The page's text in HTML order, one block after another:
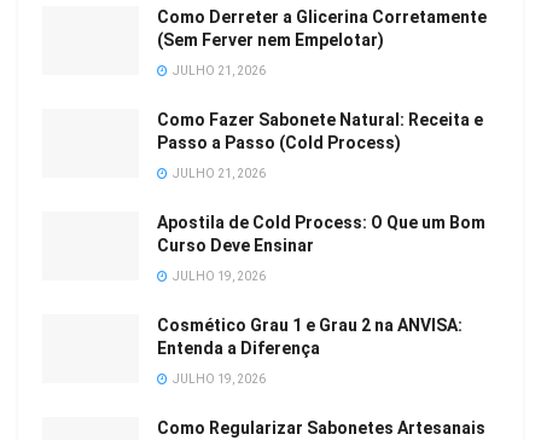
Como Derreter a Glicerina Corretamente
(Sem Ferver nem Empelotar)
JULHO 21, 2026
Como Fazer Sabonete Natural: Receita e
Passo a Passo (Cold Process)
JULHO 21, 2026
Apostila de Cold Process: O Que um Bom
Curso Deve Ensinar
JULHO 19, 2026
Cosmético Grau 1 e Grau 2 na ANVISA:
Entenda a Diferença
JULHO 19, 2026
Como Regularizar Sabonetes Artesanais